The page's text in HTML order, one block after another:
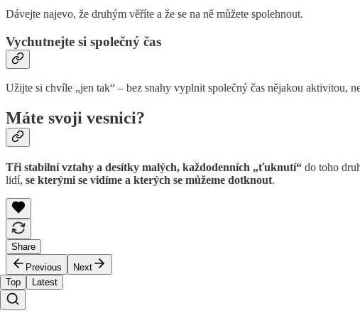
Dávejte najevo, že druhým věříte a že se na ně můžete spolehnout.
Vychutnejte si společný čas
Užijte si chvíle „jen tak“ – bez snahy vyplnit společný čas nějakou aktivitou,
Máte svoji vesnici?
Tři stabilní vztahy a desítky malých, každodenních „ťuknutí“ do toho
lidí, se kterými se vidíme a kterých se můžeme dotknout.
Share
Previous
Next
Top
Latest